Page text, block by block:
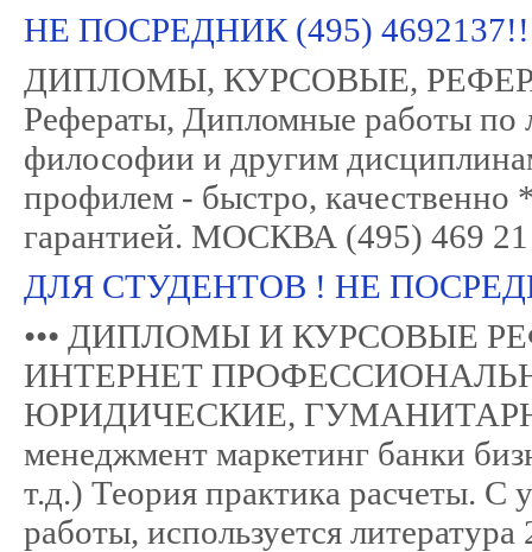
НЕ ПОСРЕДНИК (495)
ДИПЛОМЫ, КУРСОВЫЕ,
Рефераты, Дипломные работы по
философии и другим
профилем - быстро,
гарантией. МОСКВА (495) 469
ДЛЯ СТУДЕНТОВ ! НЕ
••• ДИПЛОМЫ И КУРСОВЫЕ
ИНТЕРНЕТ
ЮРИДИЧЕСКИЕ,
менеджмент маркетинг банки
т.д.) Теория практика расчеты. С
работы, используется